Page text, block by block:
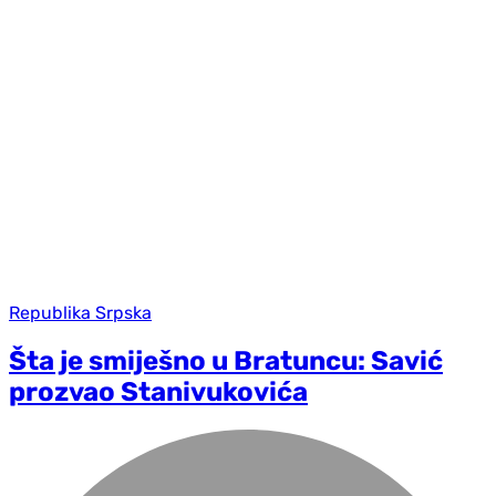
Republika Srpska
Šta je smiješno u Bratuncu: Savić
prozvao Stanivukovića